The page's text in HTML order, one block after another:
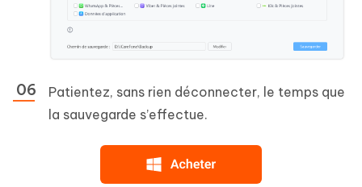
Patientez, sans rien déconnecter, le temps que
la sauvegarde s’effectue.